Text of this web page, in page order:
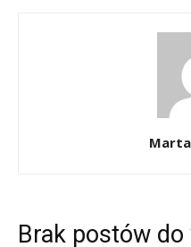
Brak postów